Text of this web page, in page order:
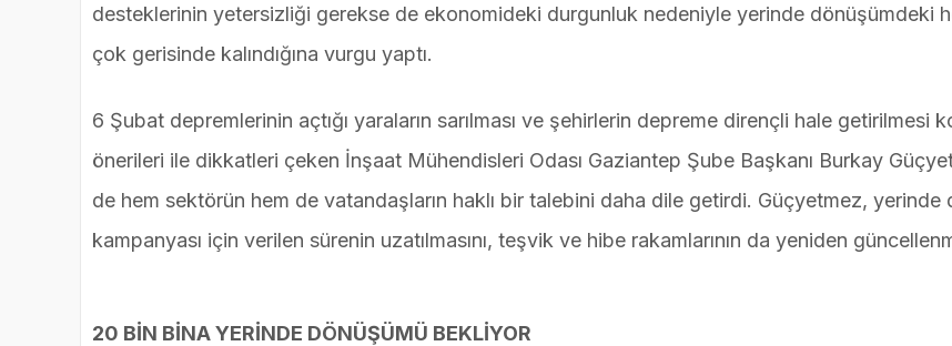
desteklerinin yetersizliği gerekse de ekonomideki durgunluk nedeniyle yerinde dönüşümdeki
çok gerisinde kalındığına vurgu yaptı.
6 Şubat depremlerinin açtığı yaraların sarılması ve şehirlerin depreme dirençli hale getirilmesi
önerileri ile dikkatleri çeken İnşaat Mühendisleri Odası Gaziantep Şube Başkanı Burkay
de hem sektörün hem de vatandaşların haklı bir talebini daha dile getirdi. Güçyetmez, yerinde
kampanyası için verilen sürenin uzatılmasını, teşvik ve hibe rakamlarının da yeniden
20 BİN BİNA YERİNDE DÖNÜŞÜMÜ BEKLİYOR